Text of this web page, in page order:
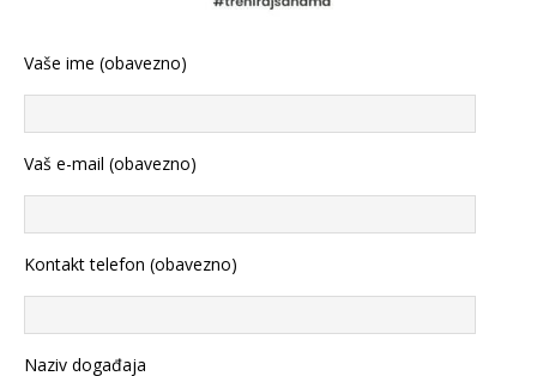
Vaše ime (obavezno)
Vaš e-mail (obavezno)
Kontakt telefon (obavezno)
Naziv događaja